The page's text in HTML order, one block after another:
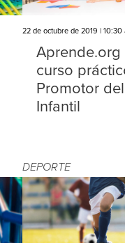
22 de octubre de 2019 | 10:30
Aprende.org
curso
Promotor
Infantil
DEPORTE